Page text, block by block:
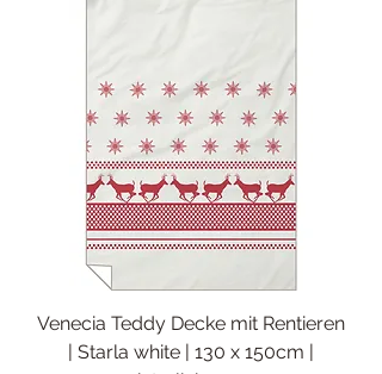
Venecia Teddy Decke mit Rentieren
| Starla white | 130 x 150cm |